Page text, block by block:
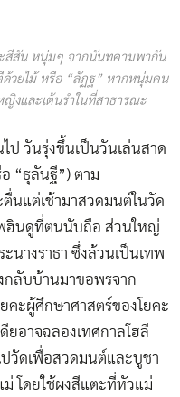
ะสีสัน หนุ่มๆ จากนันทคามพากัน
วยไม้ หรือ “ลัฏฐ” หากหนุ่มคน
ญิงและเต้นรำในที่สาธารณะ
ป วันรุ่งขึ้นเป็นวันเล่นสาด
“ธุลันฐี”) ตาม
นแต่เช้ามาสวดมนต์ในวัด
ฮินดูที่ตนนับถือ ส่วนใหญ่
างราธา ซึ่งล้วนเป็นเทพ
กลับบ้านมาขอพรจาก
ะผู้ศึกษาศาสตร์ของโยคะ
อาจฉลองเทศกาลโฮลี
วัดเพื่อสวดมนต์และบูชา
โดยใช้ผงสีแตะที่หัวแม่